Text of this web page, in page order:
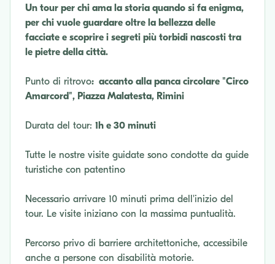
Un tour per chi ama la storia quando si fa enigma,
per chi vuole guardare oltre la bellezza delle
facciate e scoprire i segreti più torbidi nascosti tra
le pietre della città.
Punto di ritrovo: accanto alla panca circolare "Circo
Amarcord", Piazza Malatesta, Rimini
Durata del tour: 1h e 30 minuti
Tutte le nostre visite guidate sono condotte da guide
turistiche con patentino
Necessario arrivare 10 minuti prima dell'inizio del
tour. Le visite iniziano con la massima puntualità.
Percorso privo di barriere architettoniche, accessibile
anche a persone con disabilità motorie.